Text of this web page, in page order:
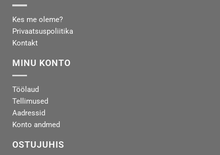
Kes me oleme?
Privaatsuspoliitika
Kontakt
MINU KONTO
Töölaud
Tellimused
Aadressid
Konto andmed
OSTUJUHIS